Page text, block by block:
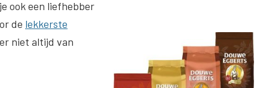
ook een liefhebber
de lekkerste
niet altijd van